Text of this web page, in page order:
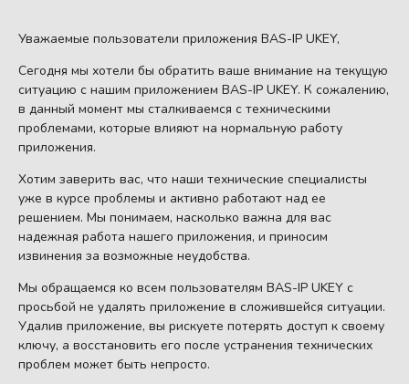
Уважаемые пользователи приложения BAS-IP UKEY,
Сегодня мы хотели бы обратить ваше внимание на текущую
ситуацию с нашим приложением BAS-IP UKEY. К сожалению,
в данный момент мы сталкиваемся с техническими
проблемами, которые влияют на нормальную работу
приложения.
Хотим заверить вас, что наши технические специалисты
уже в курсе проблемы и активно работают над ее
решением. Мы понимаем, насколько важна для вас
надежная работа нашего приложения, и приносим
извинения за возможные неудобства.
Мы обращаемся ко всем пользователям BAS-IP UKEY с
просьбой не удалять приложение в сложившейся ситуации.
Удалив приложение, вы рискуете потерять доступ к своему
ключу, а восстановить его после устранения технических
проблем может быть непросто.